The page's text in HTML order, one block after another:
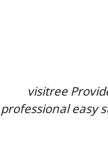
visitree
professional easy